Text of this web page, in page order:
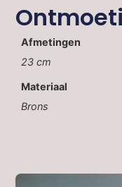
Afmetingen
23 cm
Materiaal
Brons